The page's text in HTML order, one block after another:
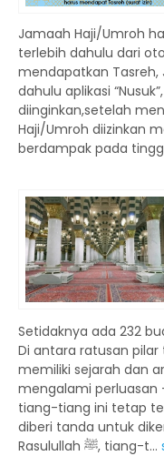
Jamaah Haji/Umroh
terlebih dahulu dari
mendapatkan
dahulu aplikasi
diinginkan,setelah
Haji/Umroh diizinkan
berdampak pada
Setidaknya ada 232
Di antara ratusan
memiliki sejarah dan
mengalami
tiang-tiang ini tetap
diberi tanda untuk
Rasulullah ﷺ, tiang-t...